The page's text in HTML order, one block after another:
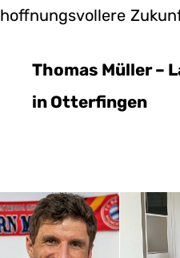
hoffnungsvollere
Thomas Müller –
in Otterfingen